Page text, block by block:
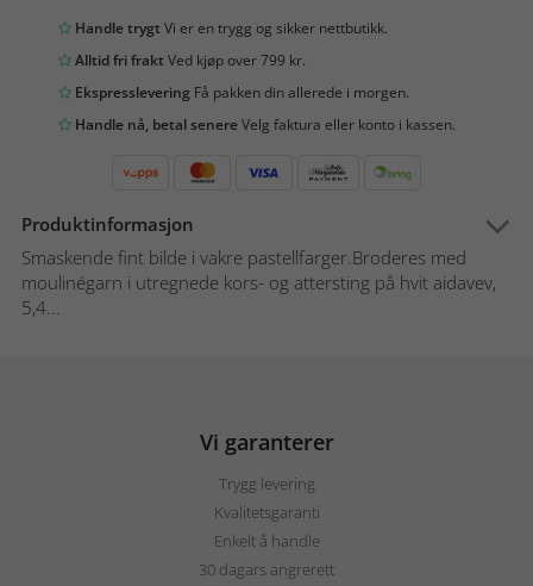
Handle trygtVi er en trygg og sikker nettbutikk.
Alltid fri fraktVed kjøp over 799 kr.
Ekspresslevering Få pakken din allerede i morgen.
Handle nå, betal senereVelg faktura eller konto i kassen.
Produktinformasjon
Smaskende fint bilde i vakre pastellfarger.Broderes med
moulinégarn i utregnede kors- og attersting på hvit aidavev,
5,4...
Vi garanterer
Trygg levering
Kvalitetsgaranti
Enkelt å handle
30 dagars angrerett